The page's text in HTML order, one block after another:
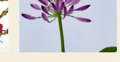
CARRELLO
DETTAGLI